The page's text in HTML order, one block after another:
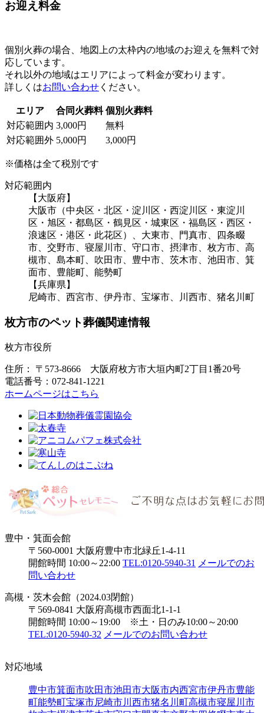
お迎え料金
個別火葬の場合、地図上の太枠内の地域のお迎えを無料で対
応しています。
それ以外の地域はエリアによって料金が変わります。
詳しくはお問い合わせ ください。
エリア 合同火葬料 個別火葬料
対応範囲内 3,000円
無料
対応範囲外 5,000円 3,000円
※価格は全て税別です
対応範囲内
【大阪府】
大阪市（中央区・北区・淀川区・西淀川区・東淀川
区・旭区・都島区・鶴見区・城東区・福島区・西区・
浪速区・港区・此花区）、大東市、門真市、四条畷
市、交野市、寝屋川市、守口市、摂津市、枚方市、高
槻市、島本町、吹田市、豊中市、茨木市、池田市、箕
面市、豊能町、能勢町
【兵庫県】
尼崎市、西宮市、伊丹市、宝塚市、川西市、猪名川町
枚方市のペット葬儀関連情報
枚方市役所
住所：
〒573-8666 大阪府枚方市大垣内町2丁目1番20号
電話番号：072-841-1221
ホームページはこちら
豊中・箕面会館
〒560-0001 大阪府豊中市北緑丘1-4-11
開館時間 10:00～22:00 TEL:0120-5940-31
メールでのお
問い合わせ
高槻・茨木会館（2024.03閉館）
〒569-0841 大阪府高槻市西面北1-1-1
開館時間 10:00～19:00 ※土・日のみ10:00～20:00
TEL:0120-5940-32 メールでのお問い合わせ
対応地域
豊中市箕面市吹田市池田市大阪市内西宮市伊丹市豊能
町能勢町宝塚市尼崎市川西市猪名川町高槻市寝屋川市